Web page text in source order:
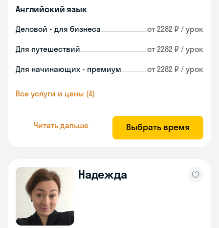
Английский язык
Деловой - для бизнеса от 2282 ₽ / урок
Для путешествий от 2282 ₽ / урок
Для начинающих - премиум от 2282 ₽ / урок
Все услуги и цены (4)
Читать дальше Выбрать время
Надежда